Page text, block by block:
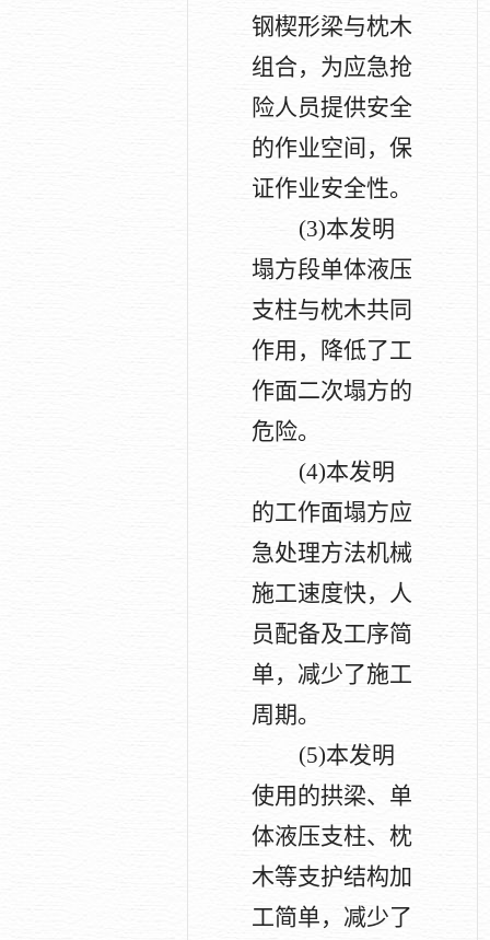
钢楔形梁与枕木
组合，为应急抢
险人员提供安全
的作业空间，保
证作业安全性。
(3)本发明
塌方段单体液压
支柱与枕木共同
作用，降低了工
作面二次塌方的
危险。
(4)本发明
的工作面塌方应
急处理方法机械
施工速度快，人
员配备及工序简
单，减少了施工
周期。
(5)本发明
使用的拱梁、单
体液压支柱、枕
木等支护结构加
工简单，减少了